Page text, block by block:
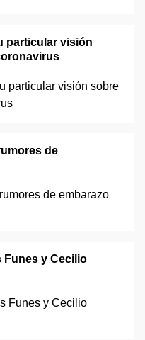
particular visión
de
Funes y Cecilio